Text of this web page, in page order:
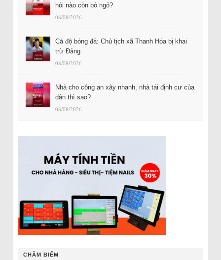
hỏi nào còn bỏ ngỏ?
08/08/2026
Cá độ bóng đá: Chủ tịch xã Thanh Hóa bị khai
trừ Đảng
08/08/2026
Nhà cho công an xây nhanh, nhà tái định cư của
dân thì sao?
08/08/2026
CHÂM BIẾM